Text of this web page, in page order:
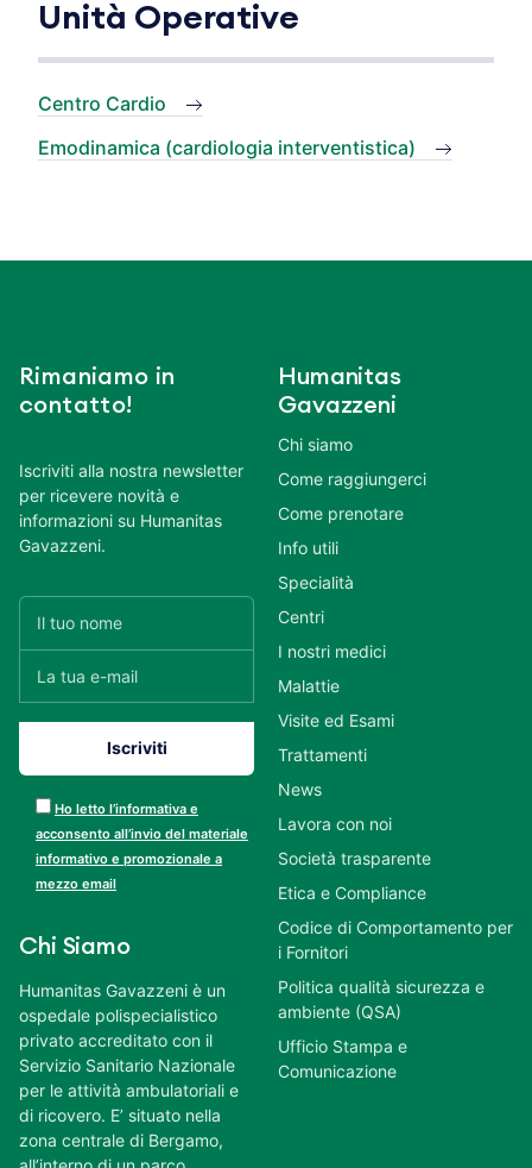
Unità Operative
Centro Cardio
Emodinamica (cardiologia interventistica)
Rimaniamo in
contatto!
Iscriviti alla nostra newsletter
per ricevere novità e
informazioni su Humanitas
Gavazzeni.
Ho letto l’informativa e
acconsento all’invio del materiale
informativo e promozionale a
mezzo email
Chi Siamo
Humanitas Gavazzeni è un
ospedale polispecialistico
privato accreditato con il
Servizio Sanitario Nazionale
per le attività ambulatoriali e
di ricovero. E’ situato nella
zona centrale di Bergamo,
Humanitas
Gavazzeni
Chi siamo
Come raggiungerci
Come prenotare
Info utili
Specialità
Centri
I nostri medici
Malattie
Visite ed Esami
Trattamenti
News
Lavora con noi
Società trasparente
Etica e Compliance
Codice di Comportamento per
i Fornitori
Politica qualità sicurezza e
ambiente (QSA)
Ufficio Stampa e
Comunicazione